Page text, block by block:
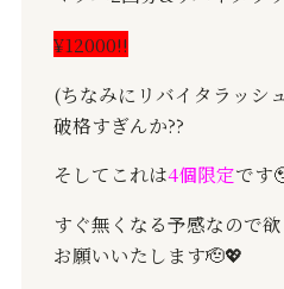
¥12000‼️
(ちなみにリバイタラッシ
破格すぎんか??
そしてこれは4個限定です
すぐ無くなる予感なので
お願いいたします🫡💖